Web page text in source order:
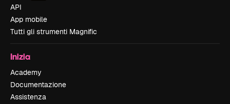
API
App mobile
Tutti gli strumenti Magnific
Inizia
Academy
Documentazione
Assistenza